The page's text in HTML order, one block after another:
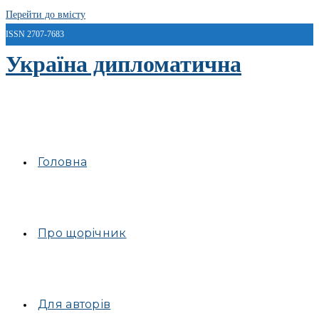
Перейти до вмісту
ISSN 2707-7683
Україна дипломатична
Головна
Про щорічник
Для авторів